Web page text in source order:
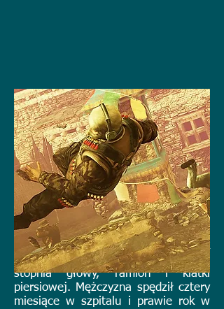
Właśnie takie zaniedbanie przyczyniło
się do wypadku czterdziestolatka,
który doznał obrażeń ciała podczas
lakierowania podłogi w apartamencie
swego pracodawcy. W trakcie
renowacji, produkt zapalił się i doszło
do błyskawicznego pożaru. Pracownik
doznał poparzeń drugiego i trzeciego
stopnia głowy, ramion i klatki
piersiowej. Mężczyzna spędził cztery
miesiące w szpitalu i prawie rok w